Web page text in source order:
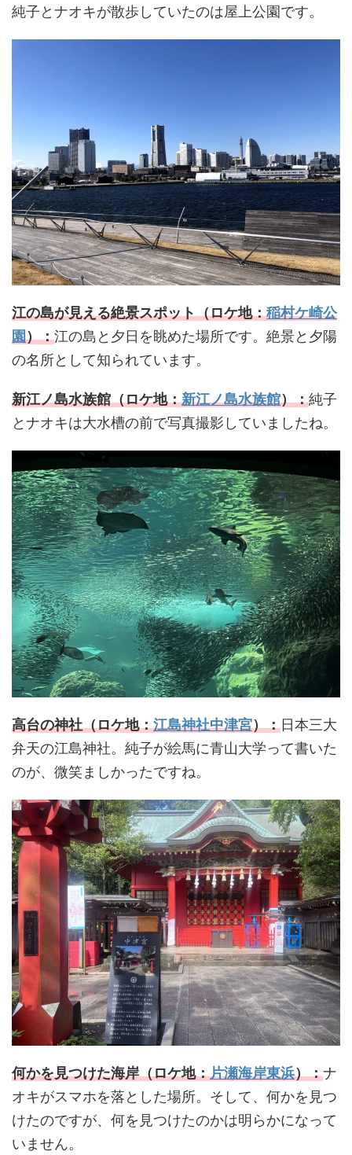
純子とナオキが散歩していたのは屋上公園です。
江の島が見える絶景スポット（ロケ地：稲村ケ崎公
園）：江の島と夕日を眺めた場所です。絶景と夕陽
の名所として知られています。
新江ノ島水族館（ロケ地：新江ノ島水族館）：純子
とナオキは大水槽の前で写真撮影していましたね。
高台の神社（ロケ地：江島神社中津宮）：日本三大
弁天の江島神社。純子が絵馬に青山大学って書いた
のが、微笑ましかったですね。
何かを見つけた海岸（ロケ地：片瀬海岸東浜）：ナ
オキがスマホを落とした場所。そして、何かを見つ
けたのですが、何を見つけたのかは明らかになって
いません。